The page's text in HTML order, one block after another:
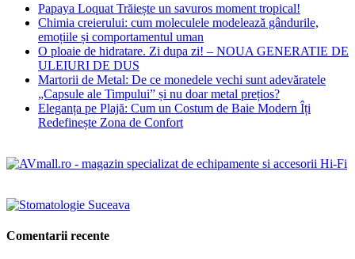
Papaya Loquat Trăiește un savuros moment tropical!
Chimia creierului: cum moleculele modelează gândurile,
emoțiile și comportamentul uman
O ploaie de hidratare. Zi dupa zi! – NOUA GENERATIE DE
ULEIURI DE DUS
Martorii de Metal: De ce monedele vechi sunt adevăratele
„Capsule ale Timpului” și nu doar metal prețios?
Eleganța pe Plajă: Cum un Costum de Baie Modern Îți
Redefinește Zona de Confort
Comentarii recente